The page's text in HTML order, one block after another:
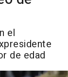
el
de edad